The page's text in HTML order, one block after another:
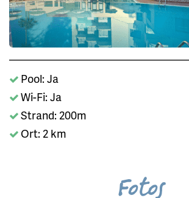
Pool: Ja
Wi-Fi: Ja
Strand: 200m
Ort: 2 km
Fotos